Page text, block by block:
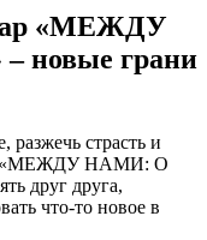
«МЕЖДУ
новые грани
разжечь страсть и
«МЕЖДУ НАМИ: О
друг друга,
что-то новое в